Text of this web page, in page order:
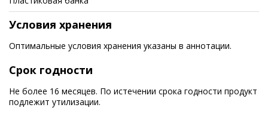
Условия хранения
Оптимальные условия хранения указаны в аннотации.
Срок годности
Не более 16 месяцев. По истечении срока годности продукт
подлежит утилизации.